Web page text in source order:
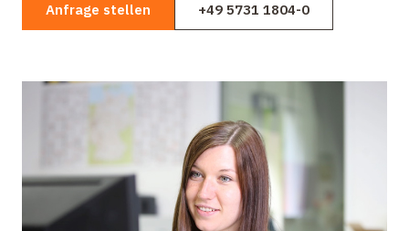
Anfrage stellen +49 5731 1804-0